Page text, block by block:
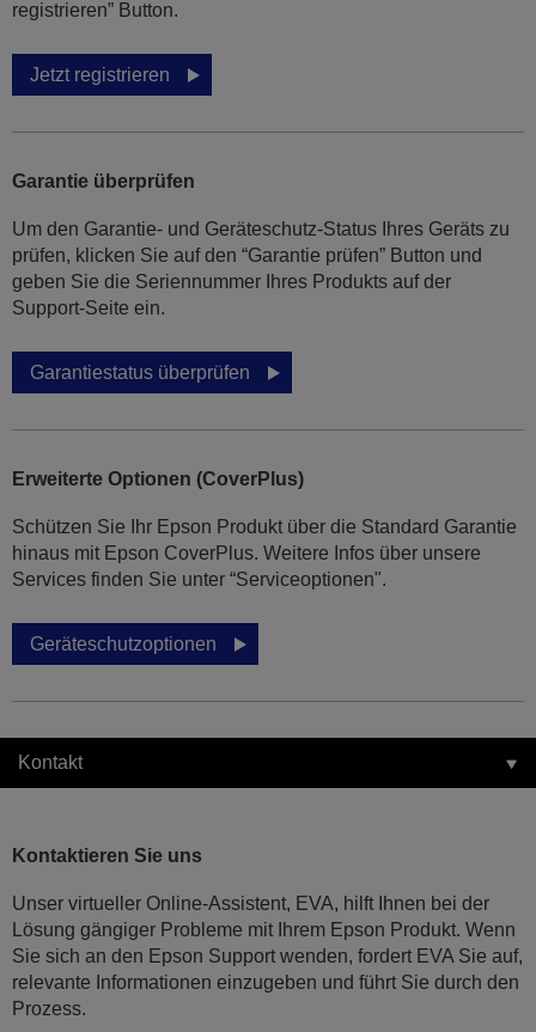
registrieren” Button.
Jetzt registrieren
Garantie überprüfen
Um den Garantie- und Geräteschutz-Status Ihres Geräts zu
prüfen, klicken Sie auf den “Garantie prüfen” Button und
geben Sie die Seriennummer Ihres Produkts auf der
Support-Seite ein.
Garantiestatus überprüfen
Erweiterte Optionen (CoverPlus)
Schützen Sie Ihr Epson Produkt über die Standard Garantie
hinaus mit Epson CoverPlus. Weitere Infos über unsere
Services finden Sie unter “Serviceoptionen".
Geräteschutzoptionen
Kontakt
Kontaktieren Sie uns
Unser virtueller Online-Assistent, EVA, hilft Ihnen bei der
Lösung gängiger Probleme mit Ihrem Epson Produkt. Wenn
Sie sich an den Epson Support wenden, fordert EVA Sie auf,
relevante Informationen einzugeben und führt Sie durch den
Prozess.